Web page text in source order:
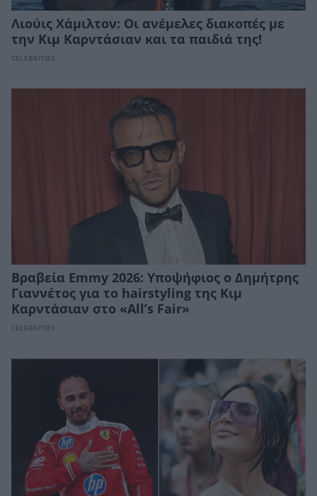
Λιούις Χάμιλτον: Οι ανέμελες διακοπές με
την Κιμ Καρντάσιαν και τα παιδιά της!
CELEBRITIES
Βραβεία Emmy 2026: Υποψήφιος ο Δημήτρης
Γιαννέτος για το hairstyling της Κιμ
Καρντάσιαν στο «All’s Fair»
CELEBRITIES